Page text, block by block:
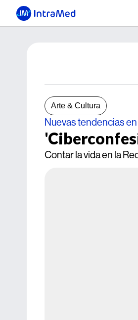
Arte & Cultura
Nuevas tendencias
Contar la vida en la